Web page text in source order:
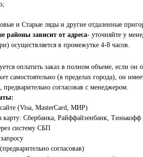
и Старые ляды и другие отдаленные
районы зависит от адреса- уточняйте у
осуществляется в промежутке 4-8 часов.
оплатить заказ в полном объеме, если он
самостоятельно (в пределах города), он
предварительно согласовав с менеджером.
(Visa, MasterCard, МИР)
карту: Сбербанка, Райффайзенбанк, Тинькофф
систему СБП
согласовав)